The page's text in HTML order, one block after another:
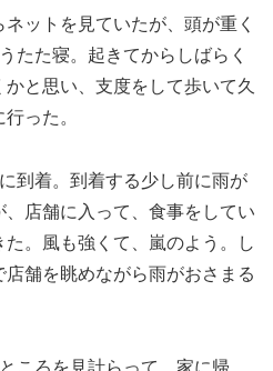
ットを見ていたが、頭が重く
たた寝。起きてからしばらく
と思い、支度をして歩いて久
った。
到着。到着する少し前に雨が
店舗に入って、食事をしてい
。風も強くて、嵐のよう。し
舗を眺めながら雨がおさまる